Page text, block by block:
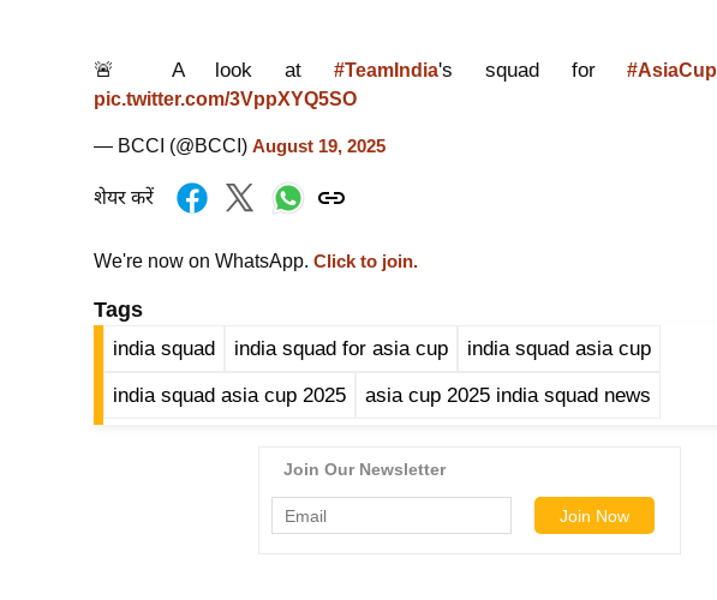
🚨 A look at #TeamIndia's squad for#AsiaCup
pic.twitter.com/3VppXYQ5SO
— BCCI (@BCCI) August 19, 2025
शेयर करें
We're now on WhatsApp. Click to join.
Tags
india squad india squad for asia cup india squad asia cup
india squad asia cup 2025 asia cup 2025 india squad news